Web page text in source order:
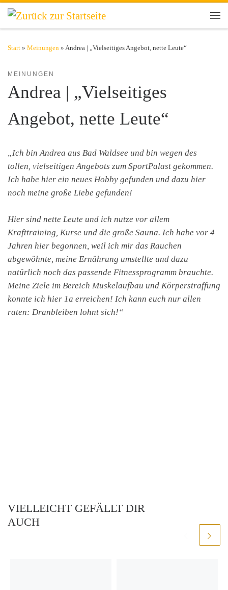
Zum Inhalt springen
Start » Meinungen » Andrea | „Vielseitiges Angebot, nette Leute“
MEINUNGEN
Andrea | „Vielseitiges
Angebot, nette Leute“
„Ich bin Andrea aus Bad Waldsee und bin wegen des
tollen, vielseitigen Angebots zum SportPalast gekommen.
Ich habe hier ein neues Hobby gefunden und dazu hier
noch meine große Liebe gefunden!
Hier sind nette Leute und ich nutze vor allem
Krafttraining, Kurse und die große Sauna. Ich habe vor 4
Jahren hier begonnen, weil ich mir das Rauchen
abgewöhnte, meine Ernährung umstellte und dazu
natürlich noch das passende Fitnessprogramm brauchte.
Meine Ziele im Bereich Muskelaufbau und Körperstraffung
konnte ich hier 1a erreichen! Ich kann euch nur allen
raten: Dranbleiben lohnt sich!“
VIELLEICHT GEFÄLLT DIR
AUCH